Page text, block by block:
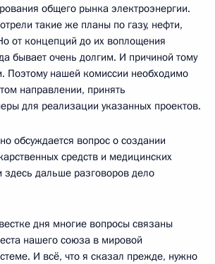
общего рынка электроэнергии.
такие же планы по газу, нефти,
от концепций до их воплощения
бывает очень долгим. И причиной тому
Поэтому нашей комиссии необходимо
направлении, принять
для реализации указанных проектов.
обсуждается вопрос о создании
средств и медицинских
здесь дальше разговоров дело
дня многие вопросы связаны
нашего союза в мировой
И всё, что я сказал прежде, нужно